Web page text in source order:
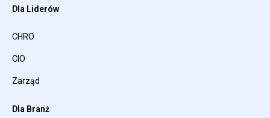
Dla Liderów
CHRO
CIO
Zarząd
Dla Branż